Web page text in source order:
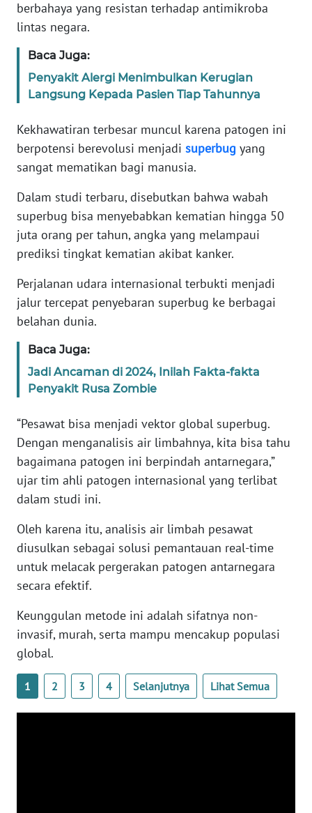
berbahaya yang resistan terhadap antimikroba
lintas negara.
Baca Juga:
Penyakit Alergi Menimbulkan Kerugian
Langsung Kepada Pasien Tiap Tahunnya
Kekhawatiran terbesar muncul karena patogen ini
berpotensi berevolusi menjadi superbug yang
sangat mematikan bagi manusia.
Dalam studi terbaru, disebutkan bahwa wabah
superbug bisa menyebabkan kematian hingga 50
juta orang per tahun, angka yang melampaui
prediksi tingkat kematian akibat kanker.
Perjalanan udara internasional terbukti menjadi
jalur tercepat penyebaran superbug ke berbagai
belahan dunia.
Baca Juga:
Jadi Ancaman di 2024, Inilah Fakta-fakta
Penyakit Rusa Zombie
“Pesawat bisa menjadi vektor global superbug.
Dengan menganalisis air limbahnya, kita bisa tahu
bagaimana patogen ini berpindah antarnegara,”
ujar tim ahli patogen internasional yang terlibat
dalam studi ini.
Oleh karena itu, analisis air limbah pesawat
diusulkan sebagai solusi pemantauan real-time
untuk melacak pergerakan patogen antarnegara
secara efektif.
Keunggulan metode ini adalah sifatnya non-
invasif, murah, serta mampu mencakup populasi
global.
1 2 3 4 Selanjutnya Lihat Semua
INFO
IKLAN
KAMI
MEDIA
SIBER
KARIR
DISCLAIMER
Wahana
News
Regional
WN
SUMUT
JAKARTA
WN
JABAR
BANTEN
WN
WN
KEPRI
PAPUA